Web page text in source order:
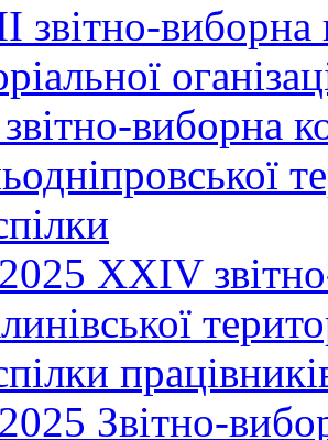
виборна
виборна
ХХІV
Звітно-